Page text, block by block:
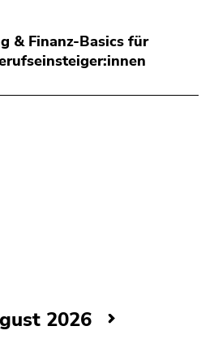
2026
& Finanz-Basics für